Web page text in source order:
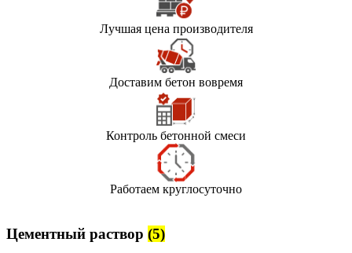
Лучшая цена производителя
Доставим бетон вовремя
Контроль бетонной смеси
Работаем круглосуточно
Цементный раствор (5)